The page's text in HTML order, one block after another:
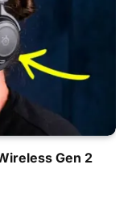
Gen 2